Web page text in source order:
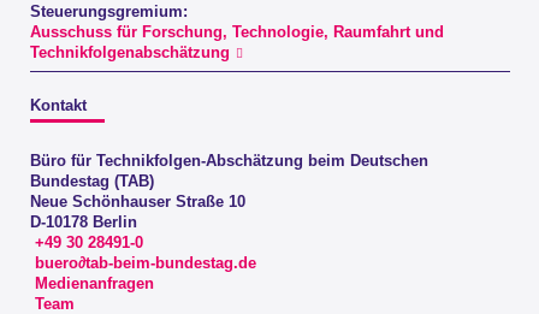
Steuerungsgremium:
Ausschuss für Forschung, Technologie, Raumfahrt und
Technikfolgenabschätzung
Kontakt
Büro für Technikfolgen-Abschätzung beim Deutschen
Bundestag (TAB)
Neue Schönhauser Straße 10
D-10178 Berlin
+49 30 28491-0
buero∂tab-beim-bundestag.de
Medienanfragen
Team